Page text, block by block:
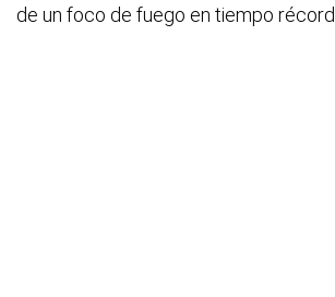
de un foco de fuego en tiempo récord.